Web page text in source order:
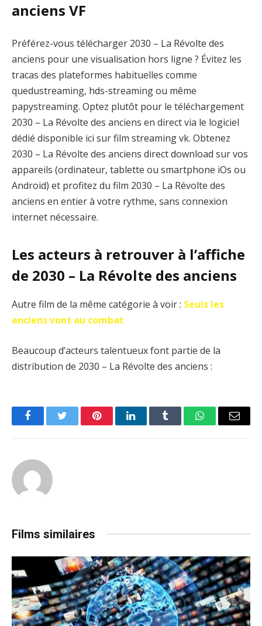
anciens VF
Préférez-vous télécharger 2030 – La Révolte des
anciens pour une visualisation hors ligne ? Évitez les
tracas des plateformes habituelles comme
quedustreaming, hds-streaming ou même
papystreaming. Optez plutôt pour le téléchargement
2030 – La Révolte des anciens en direct via le logiciel
dédié disponible ici sur film streaming vk. Obtenez
2030 – La Révolte des anciens direct download sur vos
appareils (ordinateur, tablette ou smartphone iOs ou
Android) et profitez du film 2030 – La Révolte des
anciens en entier à votre rythme, sans connexion
internet nécessaire.
Les acteurs à retrouver à l’affiche
de 2030 – La Révolte des anciens
Autre film de la même catégorie à voir : Seuls les
anciens vont au combat
Beaucoup d’acteurs talentueux font partie de la
distribution de 2030 – La Révolte des anciens :
FacebookTwitter PinterestLinkedInTumblr WhatsAppEmail
Films similaires